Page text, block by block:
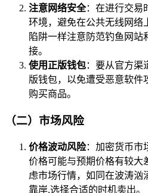
注意网络安全：在进行交易
环境，避免在公共无线网络
陷阱一样注意防范钓鱼网
接。
使用正版钱包：要从官方渠
版钱包，以免遭受恶意软件
购买商品。
（二）市场风险
价格波动风险：加密货币市
价格可能与预期价格有较大
虑市场行情，如同在波涛汹
靠岸,选择合适的时机卖出。